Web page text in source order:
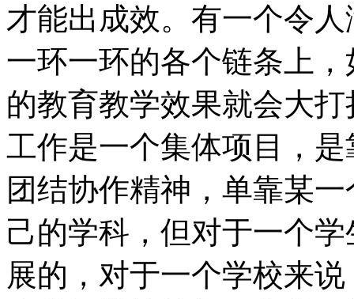
才能出成效。有一个令
一环一环的各个链条上
的教育教学效果就会大
工作是一个集体项目，
团结协作精神，单靠某
己的学科，但对于一个
展的，对于一个学校来